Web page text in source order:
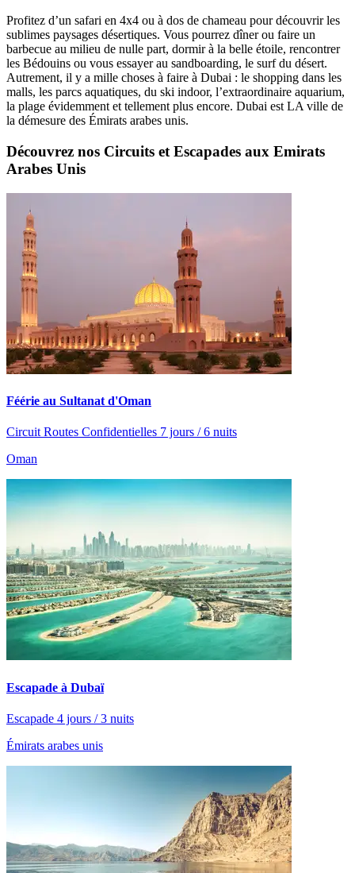
Profitez d’un safari en 4x4 ou à dos de chameau pour découvrir les
sublimes paysages désertiques. Vous pourrez dîner ou faire un
barbecue au milieu de nulle part, dormir à la belle étoile, rencontrer
les Bédouins ou vous essayer au sandboarding, le surf du désert.
Autrement, il y a mille choses à faire à Dubai : le shopping dans les
malls, les parcs aquatiques, du ski indoor, l’extraordinaire aquarium,
la plage évidemment et tellement plus encore. Dubai est LA ville de
la démesure des Émirats arabes unis.
Découvrez nos Circuits et Escapades aux Emirats
Arabes Unis
Féérie au Sultanat d'Oman
Circuit Routes Confidentielles 7 jours / 6 nuits
Oman
Escapade à Dubaï
Escapade 4 jours / 3 nuits
Émirats arabes unis